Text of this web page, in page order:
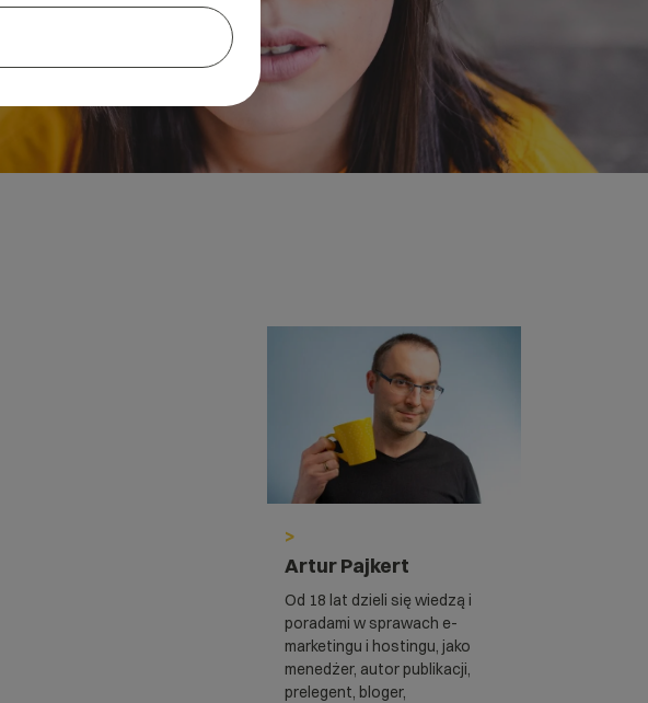
>
Artur Pajkert
Od 18 lat dzieli się wiedzą i
poradami w sprawach e-
marketingu i hostingu, jako
menedżer, autor publikacji,
prelegent, bloger,